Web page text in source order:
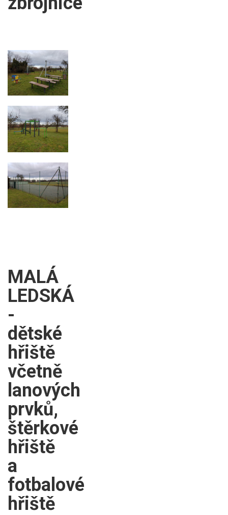
MALÁ
LEDSKÁ
-
dětské
hřiště
včetně
lanových
prvků,
štěrkové
hřiště
a
fotbalové
hřiště